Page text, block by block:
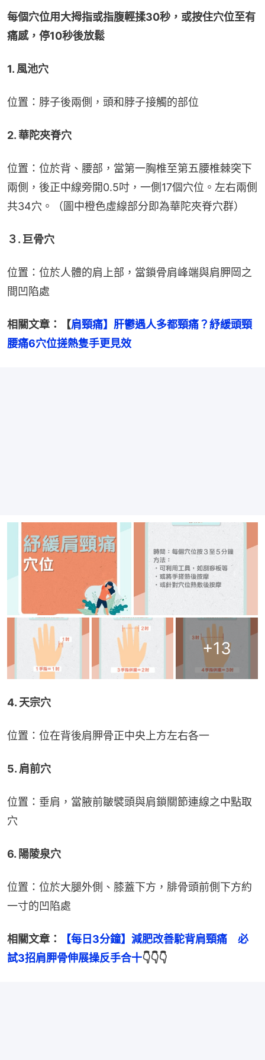
每個穴位用大拇指或指腹輕揉30秒，或按住穴位至有
痛感，停10秒後放鬆
1. 風池穴
位置：脖子後兩側，頭和脖子接觸的部位
2. 華陀夾脊穴
位置：位於背、腰部，當第一胸椎至第五腰椎棘突下
兩側，後正中線旁開0.5吋，一側17個穴位。左右兩側
共34穴。（圖中橙色虛線部分即為華陀夾脊穴群）
３. 巨骨穴
位置：位於人體的肩上部，當鎖骨肩峰端與肩胛岡之
間凹陷處
相關文章：【肩頸痛】肝鬱遇人多都頸痛？紓緩頭頸
腰痛6穴位搓熱隻手更見效
+13
4. 天宗穴
位置：位在背後肩胛骨正中央上方左右各一
5. 肩前穴
位置：垂肩，當腋前皺襞頭與肩鎖關節連線之中點取
穴
6. 陽陵泉穴
位置：位於大腿外側、膝蓋下方，腓骨頭前側下方約
一寸的凹陷處
相關文章：
【每日3分鐘】減肥改善駝背肩頸痛　必
試3招肩胛骨伸展操反手合十👇👇👇